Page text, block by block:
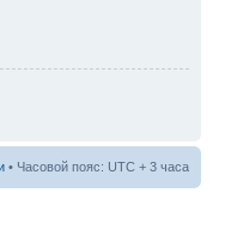
• Часовой пояс: UTC + 3 часа